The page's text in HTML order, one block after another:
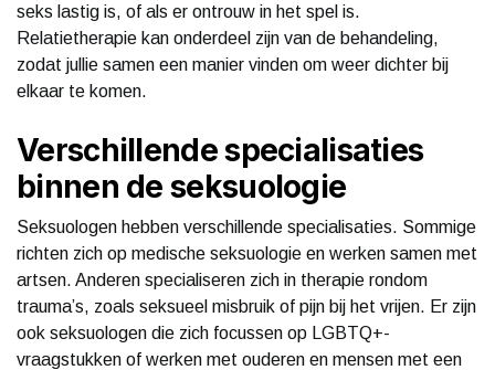
seks lastig is, of als er ontrouw in het spel is.
Relatietherapie kan onderdeel zijn van de behandeling,
zodat jullie samen een manier vinden om weer dichter bij
elkaar te komen.
Verschillende specialisaties
binnen de seksuologie
Seksuologen hebben verschillende specialisaties. Sommige
richten zich op medische seksuologie en werken samen met
artsen. Anderen specialiseren zich in therapie rondom
trauma’s, zoals seksueel misbruik of pijn bij het vrijen. Er zijn
ook seksuologen die zich focussen op LGBTQ+-
vraagstukken of werken met ouderen en mensen met een